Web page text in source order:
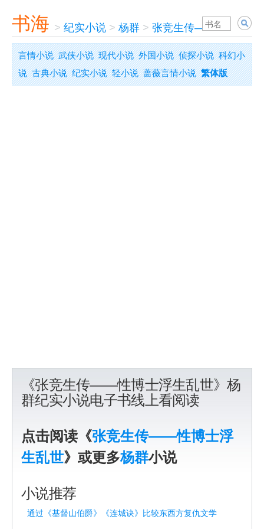
书海 > 纪实小说 > 杨群 > 张竞生传——性博士浮
言情小说 武侠小说 现代小说 外国小说 侦探小说 科幻小
说 古典小说 纪实小说 轻小说 蔷薇言情小说 繁体版
《张竞生传——性博士浮生乱世》杨
群纪实小说电子书线上看阅读
点击阅读《张竞生传——性博士浮
生乱世》或更多杨群小说
小说推荐
通过《基督山伯爵》《连城诀》比较东西方复仇文学